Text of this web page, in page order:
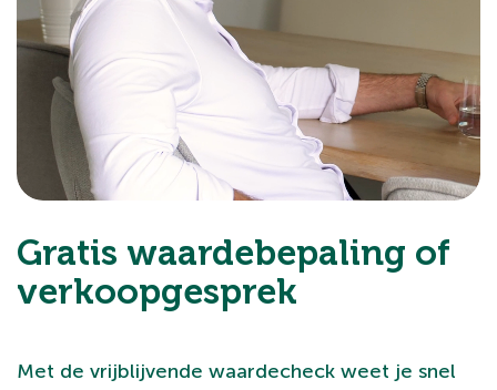
Gratis waardebepaling of
verkoopgesprek
Met de vrijblijvende waardecheck weet je snel